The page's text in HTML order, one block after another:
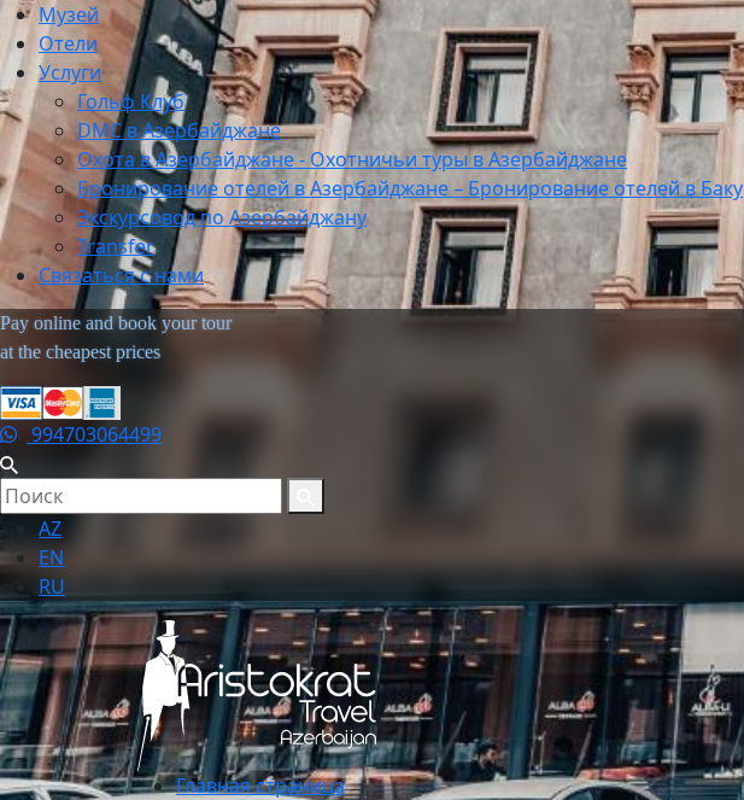
Музей
Отели
Услуги
Гольф Клуб
DMC в Азербайджане
Охота в Азербайджане - Охотничьи туры в Азербайджане
Бронирование отелей в Азербайджане – Бронирование отелей в Баку
Экскурсовод по Азербайджану
Transfer
Связаться с нами
Pay online and book your tour
at the cheapest prices
994703064499
AZ
EN
RU
Главная страница